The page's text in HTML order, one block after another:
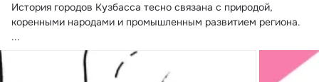
История городов Кузбасса тесно связана с природой,
коренными народами и промышленным развитием региона.
...